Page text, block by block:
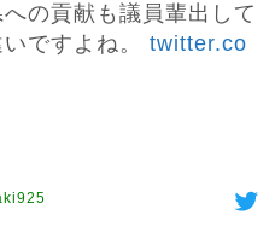
の貢献も議員輩出して
ですよね。 twitter.co